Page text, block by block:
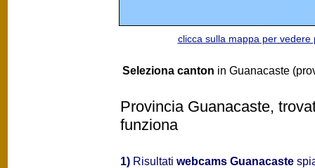
clicca sulla mappa per vedere
Seleziona canton in Guanacaste
Provincia Guanacaste,
funziona
1) Risultati webcams Guanacaste